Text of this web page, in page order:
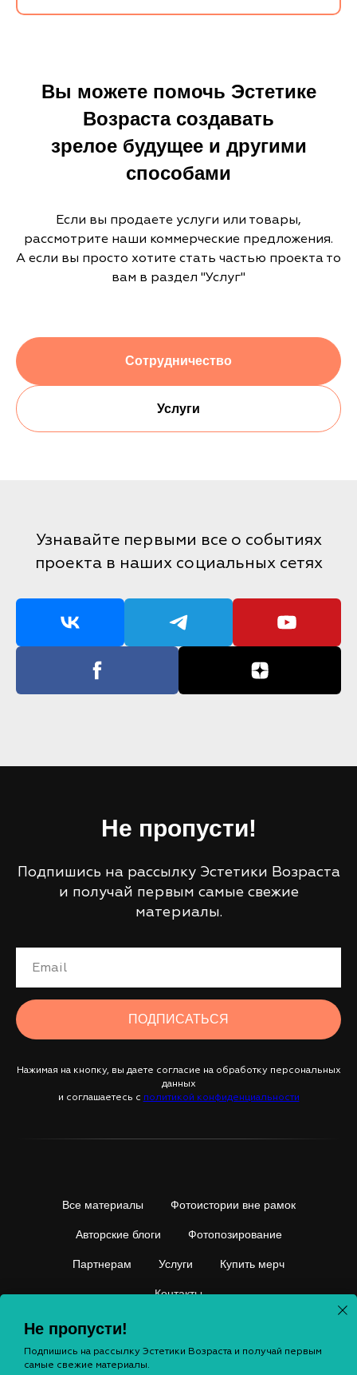
Не пропусти!
Подпишись на рассылку Эстетики Возраста и получай первым
самые свежие материалы.
Вы можете помочь Эстетике
Возраста создавать
зрелое будущее и другими
способами
Если вы продаете услуги или товары,
рассмотрите наши коммерческие предложения.
А если вы просто хотите стать частью проекта то
вам в раздел "Услуг"
Сотрудничество
Услуги
Узнавайте первыми все о событиях
проекта в наших социальных сетях
Не пропусти!
Подпишись на рассылку Эстетики Возраста
и получай первым самые свежие
материалы.
ПОДПИСАТЬСЯ
Нажимая на кнопку, вы даете согласие на обработку персональных
данных
и соглашаетесь c политикой конфиденциальности
Все материалы Фотоистории вне рамок
Авторские блоги Фотопозирование
Партнерам Услуги Купить мерч
Контакты
© Yaya agency. All rights reserved
Услуги блога